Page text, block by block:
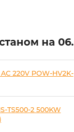
на
220V POW-HV2K-
TS500-2 500KW